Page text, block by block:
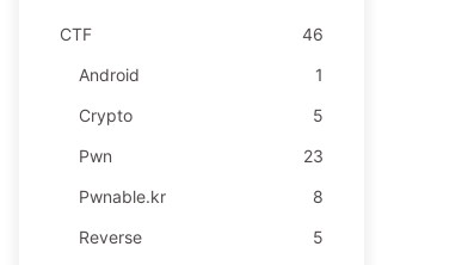
CTF
46
Android
1
Crypto
5
Pwn
23
Pwnable.kr
8
Reverse
5